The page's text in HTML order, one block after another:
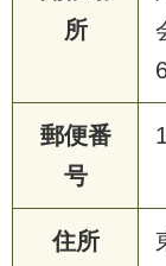
所
郵便番
号
住所